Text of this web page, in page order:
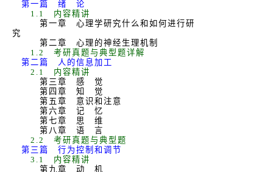
第一篇 绪 论
1.1
内容精讲
第一章 心理学研究什么和如何进行研
究
第二章 心理的神经生理机制
1.2
考研真题与典型题详解
第二篇 人的信息加工
2.1
内容精讲
第三章 感 觉
第四章 知 觉
第五章 意识和注意
第六章 记 忆
第七章 思 维
第八章 语 言
2.2
考研真题与典型题
第三篇 行为控制和调节
3.1
内容精讲
第九章 动 机